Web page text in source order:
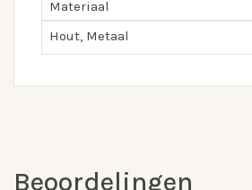
Materiaal
Hout, Metaal
Beoordelingen